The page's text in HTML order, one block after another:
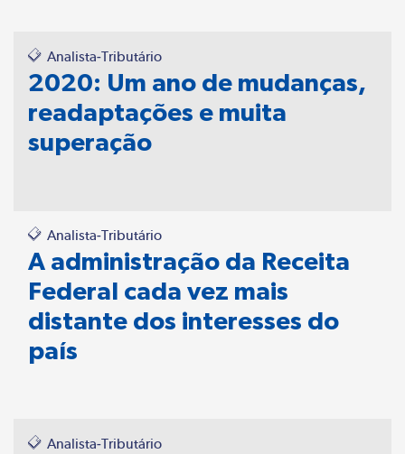
Analista-Tributário
2020: Um ano de mudanças,
readaptações e muita
superação
Analista-Tributário
A administração da Receita
Federal cada vez mais
distante dos interesses do
país
Analista-Tributário